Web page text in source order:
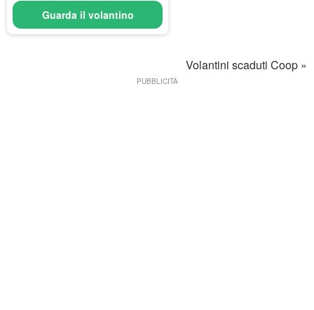
Guarda il volantino
Volantini scaduti Coop »
PUBBLICITÀ